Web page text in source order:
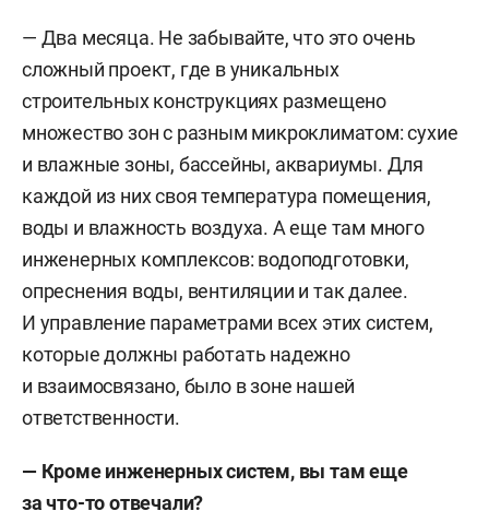
— Два месяца. Не забывайте, что это очень
сложный проект, где в уникальных
строительных конструкциях размещено
множество зон с разным микроклиматом: сухие
и влажные зоны, бассейны, аквариумы. Для
каждой из них своя температура помещения,
воды и влажность воздуха. А еще там много
инженерных комплексов: водоподготовки,
опреснения воды, вентиляции и так далее.
И управление параметрами всех этих систем,
которые должны работать надежно
и взаимосвязано, было в зоне нашей
ответственности.
— Кроме инженерных систем, вы там еще
за что-то отвечали?